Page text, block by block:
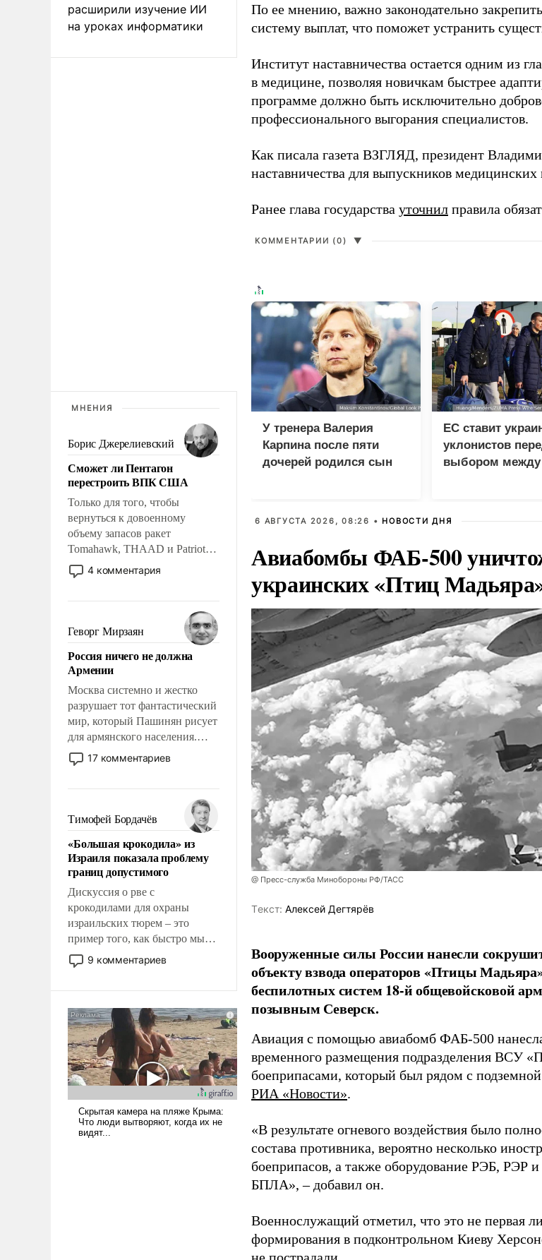
расширили изучение ИИ
на уроках информатики
МНЕНИЯ
Борис Джерелиевский
Сможет ли Пентагон
перестроить ВПК США
Только для того, чтобы
вернуться к довоенному
объему запасов ракет
Tomahawk, THAAD и Patriot
США потребуется более трех
лет. Даже небольшая война с
Сложившаяся ситуация
означает многолетний период
уязвимости США, например,
перед Китаем.
4 комментария
Геворг Мирзаян
Россия ничего не должна
Армении
Москва системно и жестко
разрушает тот фантастический
мир, который Пашинян рисует
для армянского населения.
Мир, где политические
прожекты будут безусловно
налогоплательщиков и где
Еревану за свои поступки не
нужно отвечать.
17 комментариев
Тимофей Бордачёв
«Большая крокодила» из
Израиля показала проблему
границ допустимого
Дискуссия о рве с
крокодилами для охраны
израильских тюрем – это
пример того, как быстро мы
двигаемся по пути
революционных изменений.
псевдонаучной фантастики,
стало всерьез обсуждаемой
идеей.
9 комментариев
По ее мнению, важно законодательно
систему выплат, что поможет устранить
Институт наставничества остается одним из
в медицине, позволяя новичкам быстрее
программе должно быть исключительно
профессионального выгорания специалистов.
Как писала газета ВЗГЛЯД, президент
наставничества для выпускников медицинских
Ранее глава государства уточнил правила
КОММЕНТАРИИ (0) ▼
У тренера Валерия
Карпина после пяти
дочерей родился сын
ЕС ставит
уклонистов
выбором между
6 АВГУСТА 2026, 08:26 • НОВОСТИ ДНЯ
Авиабомбы ФАБ-500
украинских «Птиц
@ Пресс-служба Минобороны РФ/ТАСС
Tекст: Алексей Дегтярёв
Вооруженные силы России нанесли
объекту взвода операторов «Птицы
беспилотных систем 18-й общевойсковой
позывным Северск.
Авиация с помощью авиабомб ФАБ-500
временного размещения подразделения ВСУ
боеприпасами, который был рядом с
РИА «Новости».
«В результате огневого воздействия было
состава противника, вероятно несколько
боеприпасов, а также оборудование РЭБ, РЭР и
БПЛА», – добавил он.
Военнослужащий отметил, что это не первая
формирования в подконтрольном Киеву